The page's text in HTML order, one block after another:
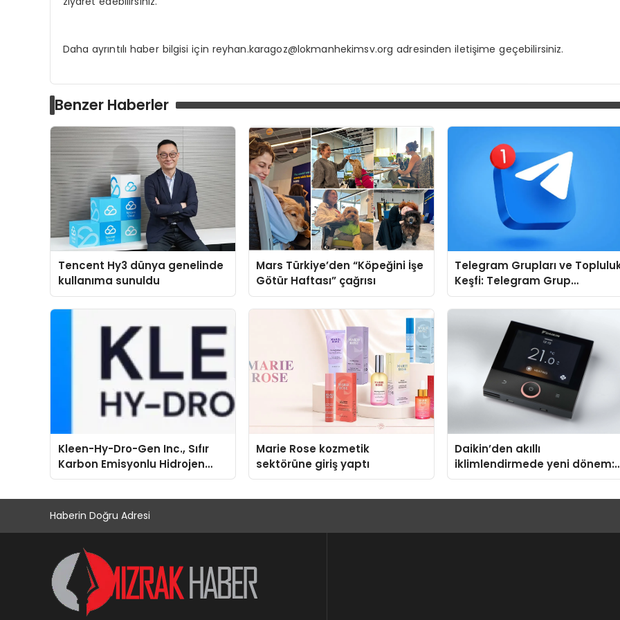
Daha ayrıntılı haber bilgisi için reyhan.karagoz@lokmanhekimsv.org adresinden iletişime geçebilirsiniz.
Benzer Haberler
Tencent Hy3 dünya genelinde
kullanıma sunuldu
Mars Türkiye’den “Köpeğini İşe
Götür Haftası” çağrısı
Telegram Grupları ve
Keşfi: Telegram Grup
Aramalarında Zaman
Kazandıran Yöntem
Kleen-Hy-Dro-Gen Inc., Sıfır
Karbon Emisyonlu Hidrojen
Isıtma Teknolojisinde ISO ve
Aldı
Marie Rose kozmetik
sektörüne giriş yaptı
Daikin’den akıllı
iklimlendirmede yeni dönem:
Madoka Plus Türkiye’de
Haberin Doğru Adresi